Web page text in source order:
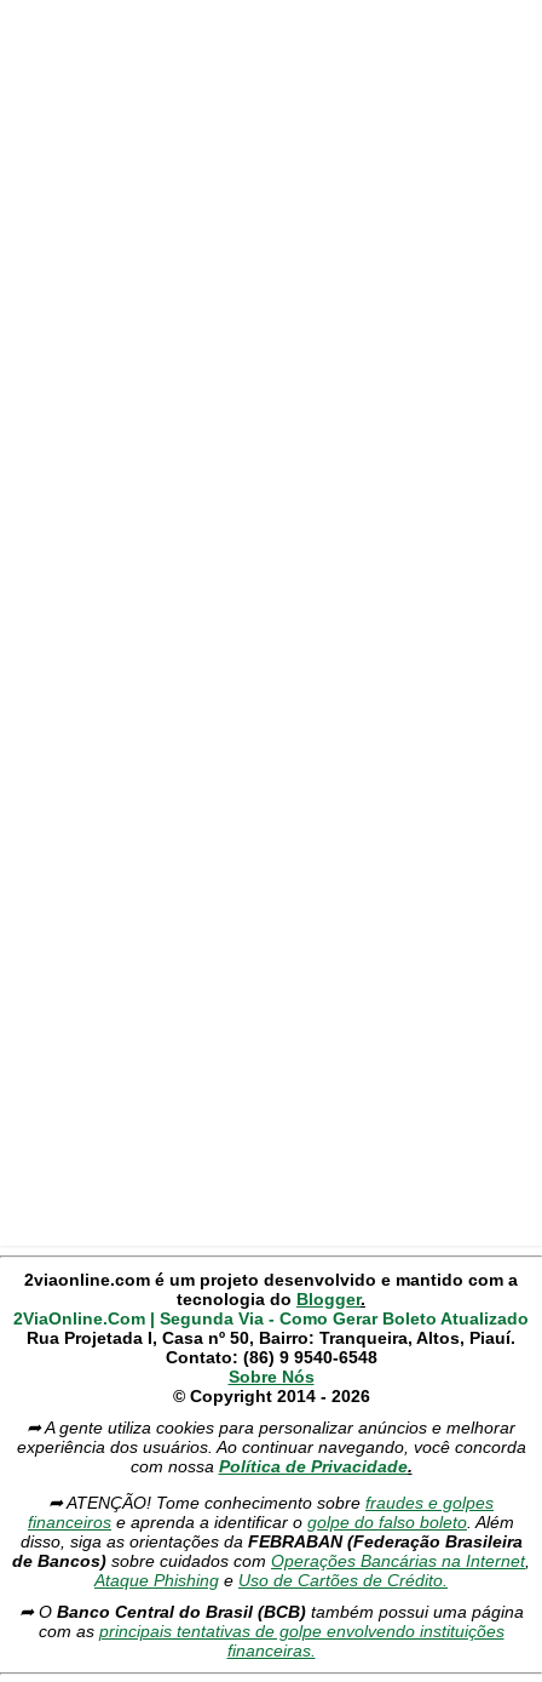
2viaonline.com é um projeto desenvolvido e mantido com a
tecnologia do Blogger.
2ViaOnline.Com | Segunda Via - Como Gerar Boleto Atualizado
Rua Projetada I, Casa nº 50, Bairro: Tranqueira, Altos, Piauí.
Contato: (86) 9 9540-6548
Sobre Nós
© Copyright 2014 - 2026
➦ A gente utiliza cookies para personalizar anúncios e melhorar
experiência dos usuários. Ao continuar navegando, você concorda
com nossa Política de Privacidade.
➦ ATENÇÃO! Tome conhecimento sobre fraudes e golpes
financeiros e aprenda a identificar o golpe do falso boleto . Além
disso, siga as orientações da FEBRABAN (Federação Brasileira
de Bancos) sobre cuidados com Operações Bancárias na Internet,
Ataque Phishing e Uso de Cartões de Crédito.
➦ O Banco Central do Brasil (BCB)também possui uma página
com as principais tentativas de golpe envolvendo instituições
financeiras.